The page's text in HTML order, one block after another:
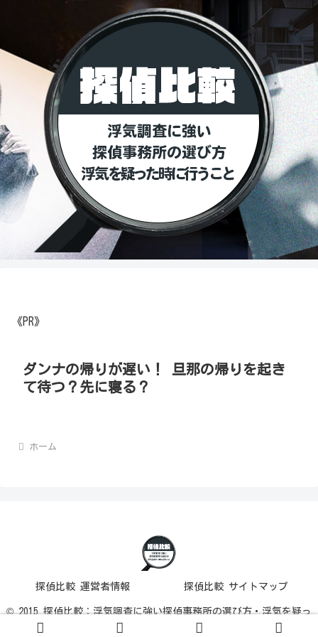
《PR》
ダンナの帰りが遅い！ 旦那の帰りを起き
て待つ？先に寝る？
ホーム
探偵比較 運営者情報 探偵比較 サイトマップ
© 2015 探偵比較：浮気調査に強い探偵事務所の選び方・浮気を疑っ